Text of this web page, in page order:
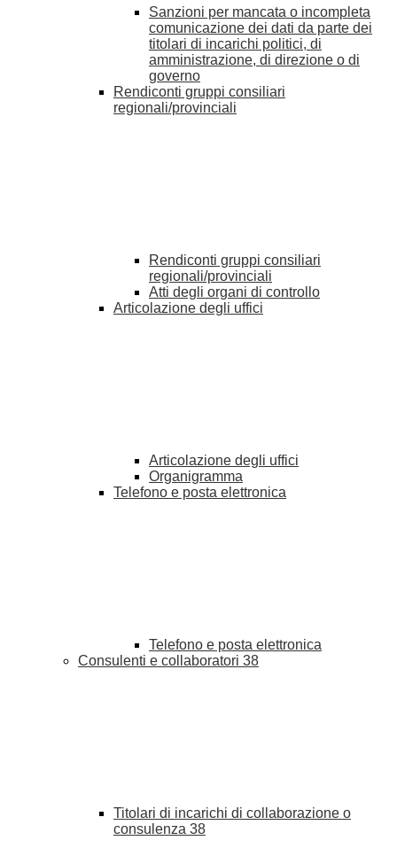
Sanzioni per mancata o incompleta
comunicazione dei dati da parte dei
titolari di incarichi politici, di
amministrazione, di direzione o di
governo
Rendiconti gruppi consiliari
regionali/provinciali
Rendiconti gruppi consiliari
regionali/provinciali
Atti degli organi di controllo
Articolazione degli uffici
Articolazione degli uffici
Organigramma
Telefono e posta elettronica
Telefono e posta elettronica
Consulenti e collaboratori 38
Titolari di incarichi di collaborazione o
consulenza 38